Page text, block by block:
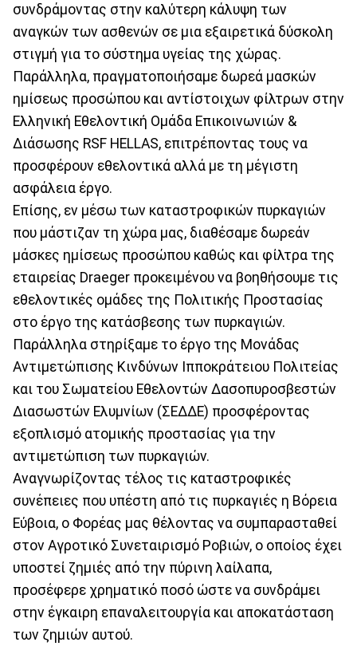
συνδράμοντας στην καλύτερη κάλυψη των
αναγκών των ασθενών σε μια εξαιρετικά δύσκολη
στιγμή για το σύστημα υγείας της χώρας.
Παράλληλα, πραγματοποιήσαμε δωρεά μασκών
ημίσεως προσώπου και αντίστοιχων φίλτρων στην
Ελληνική Εθελοντική Ομάδα Επικοινωνιών &
Διάσωσης RSF HELLAS, επιτρέποντας τους να
προσφέρουν εθελοντικά αλλά με τη μέγιστη
ασφάλεια έργο.
Επίσης, εν μέσω των καταστροφικών πυρκαγιών
που μάστιζαν τη χώρα μας, διαθέσαμε δωρεάν
μάσκες ημίσεως προσώπου καθώς και φίλτρα της
εταιρείας Draeger προκειμένου να βοηθήσουμε τις
εθελοντικές ομάδες της Πολιτικής Προστασίας
στο έργο της κατάσβεσης των πυρκαγιών.
Παράλληλα στηρίξαμε το έργο της Μονάδας
Αντιμετώπισης Κινδύνων Ιπποκράτειου Πολιτείας
και του Σωματείου Εθελοντών Δασοπυροσβεστών
Διασωστών Ελυμνίων (ΣΕΔΔΕ) προσφέροντας
εξοπλισμό ατομικής προστασίας για την
αντιμετώπιση των πυρκαγιών.
Αναγνωρίζοντας τέλος τις καταστροφικές
συνέπειες που υπέστη από τις πυρκαγιές η Βόρεια
Εύβοια, ο Φορέας μας θέλοντας να συμπαρασταθεί
στον Αγροτικό Συνεταιρισμό Ροβιών, ο οποίος έχει
υποστεί ζημιές από την πύρινη λαίλαπα,
προσέφερε χρηματικό ποσό ώστε να συνδράμει
στην έγκαιρη επαναλειτουργία και αποκατάσταση
των ζημιών αυτού.